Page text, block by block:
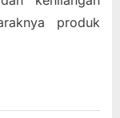
produk